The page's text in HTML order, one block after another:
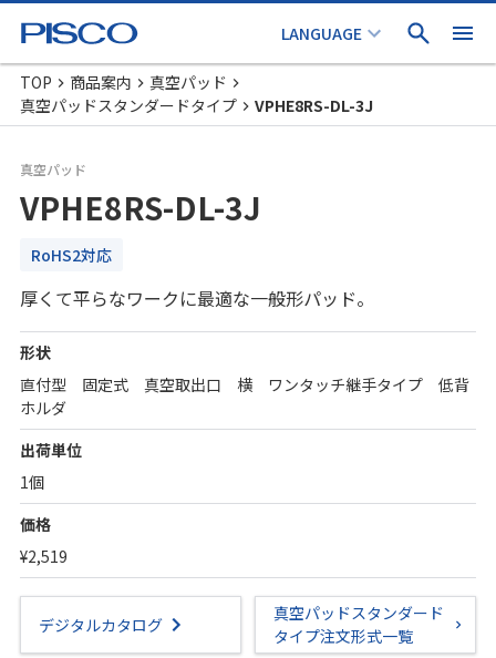
TOP 商品案内
真空パッド
真空パッドスタンダードタイプ
VPHE8RS-DL-3J
真空パッド
VPHE8RS-DL-3J
RoHS2対応
厚くて平らなワークに最適な一般形パッド。
形状
直付型 固定式 真空取出口 横 ワンタッチ継手タイプ 低背
ホルダ
出荷単位
1個
価格
¥2,519
デジタルカタログ
真空パッドスタンダード
タイプ注文形式一覧